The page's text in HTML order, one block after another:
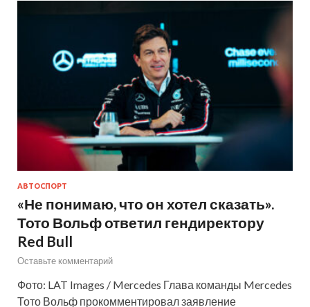
АВТОСПОРТ
«Не понимаю, что он хотел сказать».
Тото Вольф ответил гендиректору
Red Bull
Оставьте комментарий
Фото: LAT Images / Mercedes Глава команды Mercedes
Тото Вольф прокомментировал заявление